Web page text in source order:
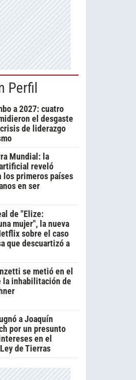
Perfil
a 2027: cuatro
el desgaste
de liderazgo
Mundial: la
reveló
los primeros países
en ser
de "Elize:
mujer", la nueva
sobre el caso
que descuartizó a
se metió en el
la inhabilitación de
a Joaquín
por un presunto
en el
de Tierras